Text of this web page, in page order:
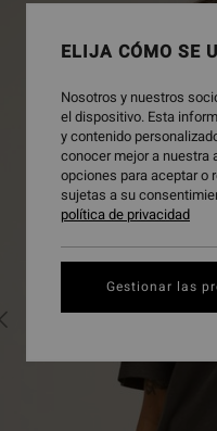
ELIJA CÓMO SE
Nosotros y nuestros
el dispositivo. Esta
y contenido
conocer mejor a nuestra
opciones para aceptar o
sujetas a su
política de privacidad
Gestionar las